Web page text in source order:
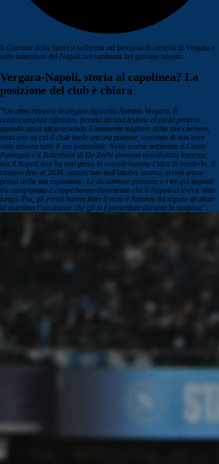
Il Corriere dello Sportsi sofferma sul percorso di crescita di Vergara e
sulle intenzioni del Napoli nei confronti del giovane talento.
Vergara-Napoli, storia al capolinea? La
posizione del club è chiara
"Un altro rinnovo strategico riguarda Antonio Vergara. Il
centrocampista offensivo, frenato da una lesione al piede proprio
quando stava attraversando il momento migliore della sua carriera,
resta uno su cui il club vuole ancora puntare, convinto di non aver
visto ancora tutto il suo potenziale. Nelle scorse settimane il Como
Fabregas e il Tottenham di De Zerbi avevano manifestato interesse,
ma il Napoli non ha mai preso in considerazione l’idea di venderlo. Il
rinnovo fino al 2030, annunciato nell’ottobre scorso, arrivò ancor
prima della sua esplosione. Le diciannove presenze e i tre gol segnati
tra campionato e coppe hanno dimostrato che il Napoli ci aveva visto
lungo. Poi, gli eventi hanno fatto il resto e Antonio ha saputo sfruttare
al massimo l’occasione che gli si è presentata durante la stagione".